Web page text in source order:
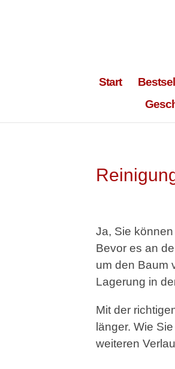
Start
Ja, Sie
Bevor es an
um den Baum
Lagerung in
Mit der
länger. Wie
weiteren